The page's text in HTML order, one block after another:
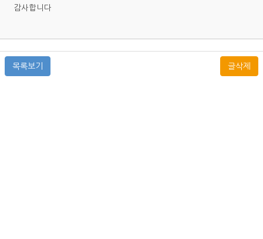
감사합니다
목록보기 글삭제